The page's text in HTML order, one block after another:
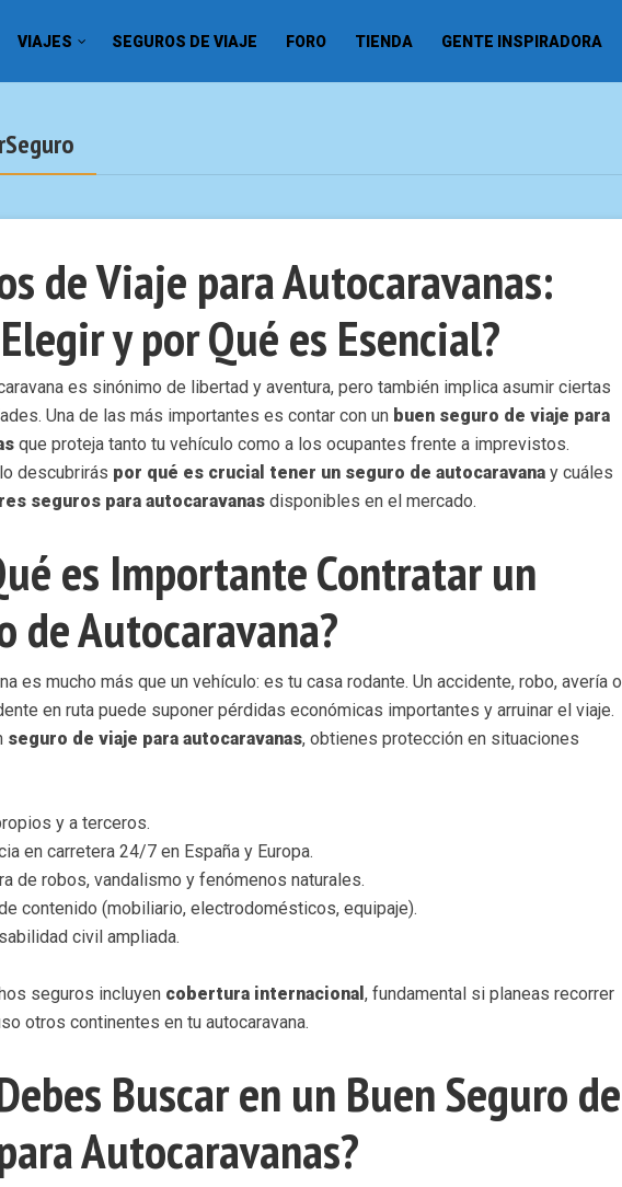
VIAJES SEGUROS DE VIAJE FORO TIENDA GENTE INSPIRADORA
de Viaje para Autocaravanas:
y por Qué es Esencial?
es sinónimo de libertad y aventura, pero también implica asumir ciertas
Una de las más importantes es contar con un buen seguro de viaje para
que proteja tanto tu vehículo como a los ocupantes frente a imprevistos.
descubrirás por qué es crucial tener un seguro de autocaravana y cuáles
seguros para autocaravanas disponibles en el mercado.
es Importante Contratar un
de Autocaravana?
es mucho más que un vehículo: es tu casa rodante. Un accidente, robo, avería o
en ruta puede suponer pérdidas económicas importantes y arruinar el viaje.
seguro de viaje para autocaravanas, obtienes protección en situaciones
y a terceros.
en carretera 24/7 en España y Europa.
de robos, vandalismo y fenómenos naturales.
contenido (mobiliario, electrodomésticos, equipaje).
civil ampliada.
seguros incluyen cobertura internacional , fundamental si planeas recorrer
otros continentes en tu autocaravana.
Buscar en un Buen Seguro de
Autocaravanas?